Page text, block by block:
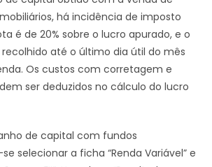
há incidência de imposto
é de 20% sobre o lucro apurado, e o
até o último dia útil do mês
Os custos com corretagem e
ser deduzidos no cálculo do lucro
de capital com fundos
selecionar a ficha “Renda Variável” e